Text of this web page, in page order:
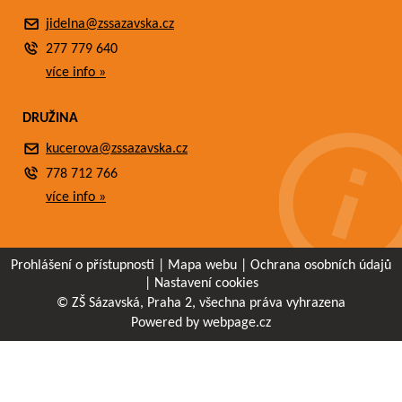
jidelna@zssazavska.cz
277 779 640
více info »
DRUŽINA
kucerova@zssazavska.cz
778 712 766
více info »
Prohlášení o přístupnosti Mapa webu
Ochrana osobních údajů
Nastavení cookies
© ZŠ Sázavská, Praha 2, všechna práva vyhrazena
Powered by webpage.cz